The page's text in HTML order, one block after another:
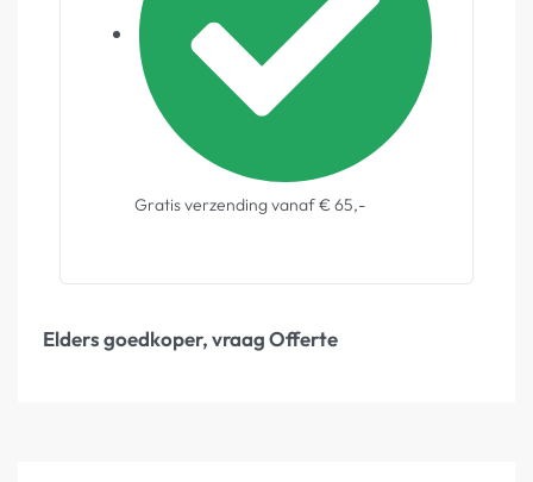
Gratis verzending vanaf € 65,-
Elders goedkoper, vraag Offerte